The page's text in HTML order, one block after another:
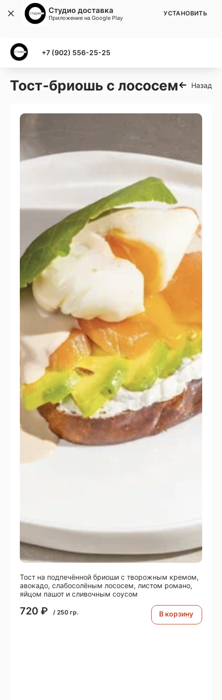
+7 (902) 556-25-25
Тост-бриошь с лососем Назад
Тост на подпечённой бриоши с творожным кремом,
авокадо, слабосолёным лососем, листом романо,
яйцом пашот и сливочным соусом
720 ₽ / 250 гр. В корзину
Студио доставка
Приложение на Google Play
УСТАНОВИТЬ